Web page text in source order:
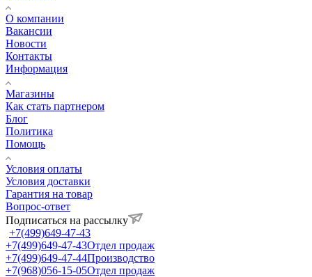
О компании
Вакансии
Новости
Контакты
Информация
Магазины
Как стать партнером
Блог
Политика
Помощь
Условия оплаты
Условия доставки
Гарантия на товар
Вопрос-ответ
Подписаться на рассылку
+7(499)649-47-43
+7(499)649-47-43Отдел продаж
+7(499)649-47-44Производство
+7(968)056-15-05Отдел продаж